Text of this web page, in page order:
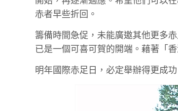
赤者早些折回。
籌備時間急促，未能廣邀其他更多
已是一個可喜可賀的開端。藉著「
明年國際赤足日，必定舉辦得更成